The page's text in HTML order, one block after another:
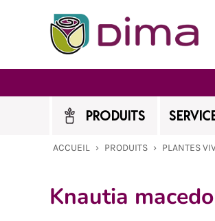
PRODUITS
ACCUEIL › PRODUITS › PLANTES
Knautia